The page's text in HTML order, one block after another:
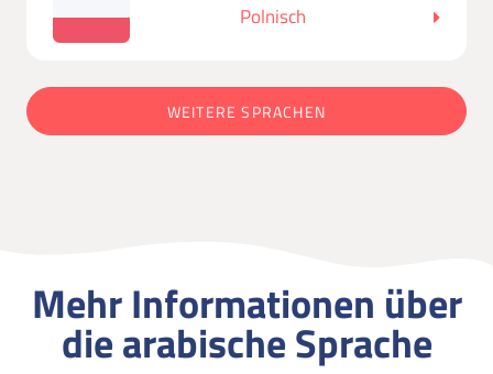
Polnisch
WEITERE SPRACHEN
Mehr Informationen über
die arabische Sprache